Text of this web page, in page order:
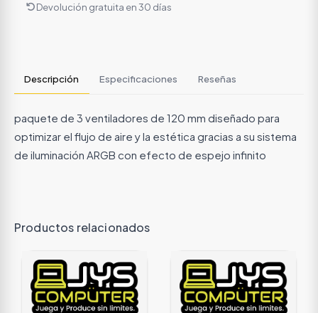
Devolución gratuita en 30 días
Descripción Especificaciones Reseñas
paquete de 3 ventiladores de 120 mm diseñado para
optimizar el flujo de aire y la estética gracias a su sistema
de iluminación ARGB con efecto de espejo infinito
Productos relacionados